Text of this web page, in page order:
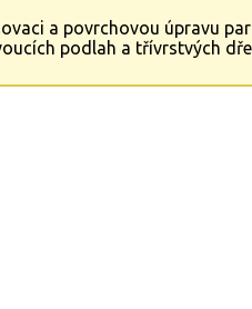
a povrchovou úpravu
podlah a třívrstvých
a truhlářské práce.